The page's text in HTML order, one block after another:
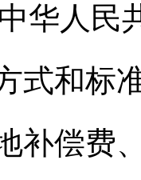
华人民
式和标
补偿费